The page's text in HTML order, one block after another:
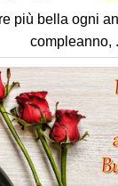
più bella ogni
compleanno,